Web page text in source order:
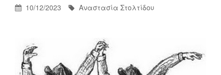
Posted
10/12/2023 By
Αναστασία Στολτίδου